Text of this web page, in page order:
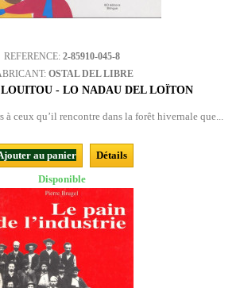
REFERENCE: 2-85910-045-8
OSTAL DEL LIBRE
- LO NADAU DEL LOÏTON
à ceux qu’il rencontre dans la forêt hivernale que...
au panier
Détails
Disponible